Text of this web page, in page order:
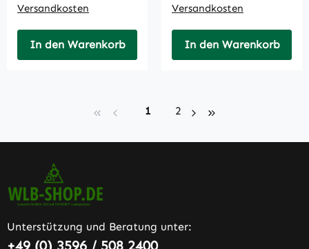
Versandkosten
In den Warenkorb
Versandkosten
In den Warenkorb
Seite
1 Seite
2
Unterstützung und Beratung unter:
+49 (0) 3596 / 508 2400